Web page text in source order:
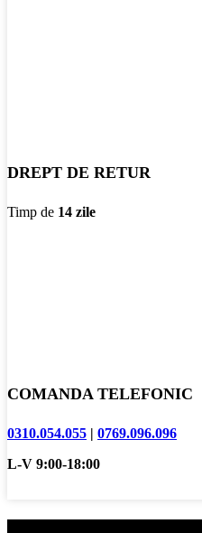
DREPT DE RETUR
Timp de 14 zile
COMANDA TELEFONIC
0310.054.055 | 0769.096.096
L-V 9:00-18:00